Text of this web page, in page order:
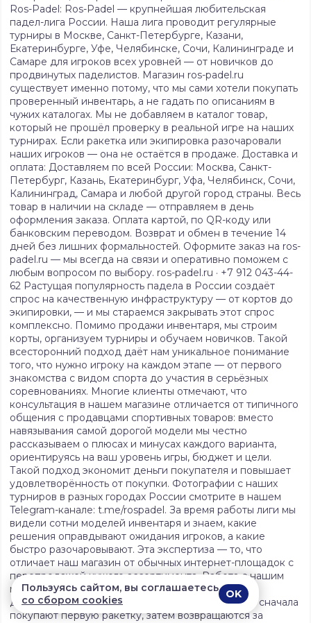
Ros-Padel: Ros-Padel — крупнейшая любительская
падел-лига России. Наша лига проводит регулярные
турниры в Москве, Санкт-Петербурге, Казани,
Екатеринбурге, Уфе, Челябинске, Сочи, Калининграде и
Самаре для игроков всех уровней — от новичков до
продвинутых паделистов. Магазин ros-padel.ru
существует именно потому, что мы сами хотели покупать
проверенный инвентарь, а не гадать по описаниям в
чужих каталогах. Мы не добавляем в каталог товар,
который не прошёл проверку в реальной игре на наших
турнирах. Если ракетка или экипировка разочаровали
наших игроков — она не остаётся в продаже. Доставка и
оплата: Доставляем по всей России: Москва, Санкт-
Петербург, Казань, Екатеринбург, Уфа, Челябинск, Сочи,
Калининград, Самара и любой другой город страны. Весь
товар в наличии на складе — отправляем в день
оформления заказа. Оплата картой, по QR-коду или
банковским переводом. Возврат и обмен в течение 14
дней без лишних формальностей. Оформите заказ на ros-
padel.ru — мы всегда на связи и оперативно поможем с
любым вопросом по выбору. ros-padel.ru · +7 912 043-44-
62 Растущая популярность падела в России создаёт
спрос на качественную инфраструктуру — от кортов до
экипировки, — и мы стараемся закрывать этот спрос
комплексно. Помимо продажи инвентаря, мы строим
корты, организуем турниры и обучаем новичков. Такой
всесторонний подход даёт нам уникальное понимание
того, что нужно игроку на каждом этапе — от первого
знакомства с видом спорта до участия в серьёзных
соревнованиях. Многие клиенты отмечают, что
консультация в нашем магазине отличается от типичного
общения с продавцами спортивных товаров: вместо
навязывания самой дорогой модели мы честно
рассказываем о плюсах и минусах каждого варианта,
ориентируясь на ваш уровень игры, бюджет и цели.
Такой подход экономит деньги покупателя и повышает
удовлетворённость от покупки. Фотографии с наших
турниров в разных городах России смотрите в нашем
Telegram-канале: t.me/rospadel. За время работы лиги мы
видели сотни моделей инвентаря и знаем, какие
решения оправдывают ожидания игроков, а какие
быстро разочаровывают. Эта экспертиза — то, что
отличает наш магазин от обычных интернет-площадок с
перепродажей чужого ассортимента. Работа с нашим
магазином — это не разовая сделка, а начало
долгосрочного взаимодействия: многие клиенты сначала
покупают первую ракетку, затем возвращаются за
Пользуясь сайтом, вы соглашаетесь
со сбором cookies
OK